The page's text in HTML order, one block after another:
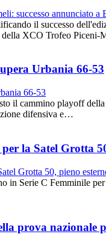
il successo
della XCO Trofeo
Urbania 66-53
il cammino playoff della
difensiva e…
la Satel Grotta
in Serie C Femminile
prova nazionale